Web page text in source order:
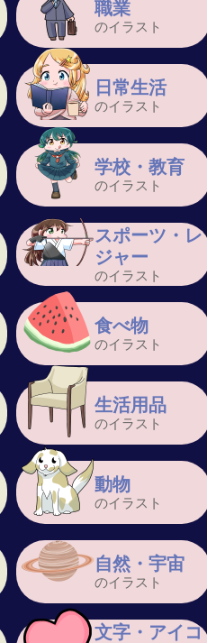
職業
のイラスト
日常生活
のイラスト
学校・教育
のイラスト
スポーツ・レ
ジャー
のイラスト
食べ物
のイラスト
生活用品
のイラスト
動物
のイラスト
自然・宇宙
のイラスト
文字・アイコ